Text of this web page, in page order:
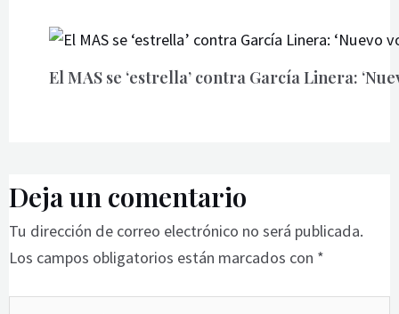
El MAS se ‘estrella’ contra García Linera:
Deja un comentario
Tu dirección de correo electrónico no será publicada.
Los campos obligatorios están marcados con *